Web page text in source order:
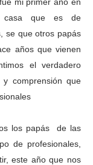
casa que es de
se que otros papás
años que vienen
el verdadero
y comprensión que
los papás de las
de profesionales,
este año que nos